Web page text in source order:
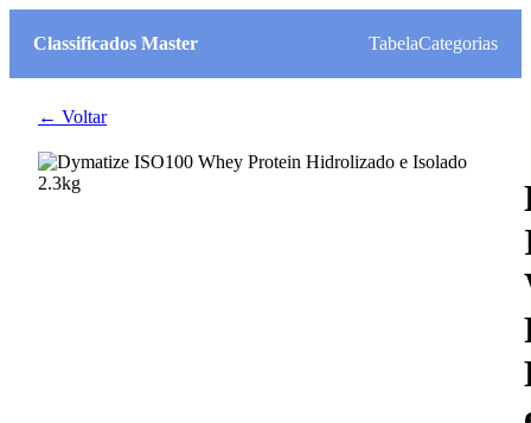
Classificados Master TabelaCategorias
← Voltar